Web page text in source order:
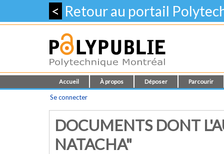
< Retour au portail
Accueil À propos Déposer Parcourir
Se connecter
DOCUMENTS DONT
NATACHA"